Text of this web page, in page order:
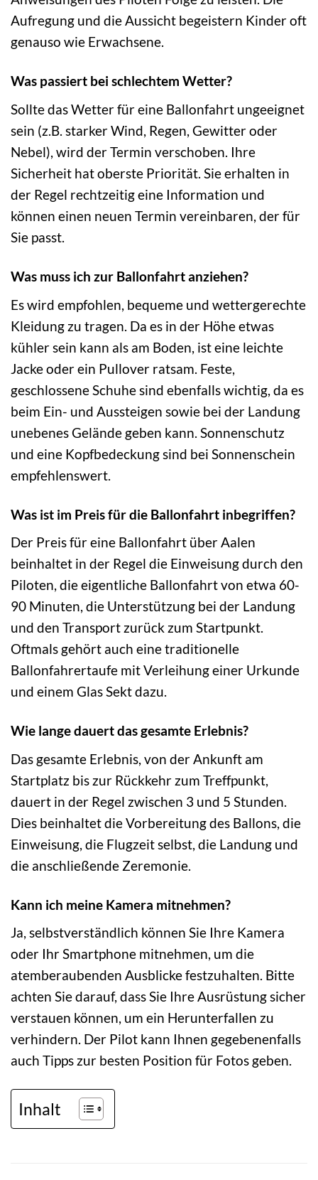
Aufregung und die Aussicht begeistern Kinder oft
genauso wie Erwachsene.
Was passiert bei schlechtem Wetter?
Sollte das Wetter für eine Ballonfahrt ungeeignet
sein (z.B. starker Wind, Regen, Gewitter oder
Nebel), wird der Termin verschoben. Ihre
Sicherheit hat oberste Priorität. Sie erhalten in
der Regel rechtzeitig eine Information und
können einen neuen Termin vereinbaren, der für
Sie passt.
Was muss ich zur Ballonfahrt anziehen?
Es wird empfohlen, bequeme und wettergerechte
Kleidung zu tragen. Da es in der Höhe etwas
kühler sein kann als am Boden, ist eine leichte
Jacke oder ein Pullover ratsam. Feste,
geschlossene Schuhe sind ebenfalls wichtig, da es
beim Ein- und Aussteigen sowie bei der Landung
unebenes Gelände geben kann. Sonnenschutz
und eine Kopfbedeckung sind bei Sonnenschein
empfehlenswert.
Was ist im Preis für die Ballonfahrt inbegriffen?
Der Preis für eine Ballonfahrt über Aalen
beinhaltet in der Regel die Einweisung durch den
Piloten, die eigentliche Ballonfahrt von etwa 60-
90 Minuten, die Unterstützung bei der Landung
und den Transport zurück zum Startpunkt.
Oftmals gehört auch eine traditionelle
Ballonfahrertaufe mit Verleihung einer Urkunde
und einem Glas Sekt dazu.
Wie lange dauert das gesamte Erlebnis?
Das gesamte Erlebnis, von der Ankunft am
Startplatz bis zur Rückkehr zum Treffpunkt,
dauert in der Regel zwischen 3 und 5 Stunden.
Dies beinhaltet die Vorbereitung des Ballons, die
Einweisung, die Flugzeit selbst, die Landung und
die anschließende Zeremonie.
Kann ich meine Kamera mitnehmen?
Ja, selbstverständlich können Sie Ihre Kamera
oder Ihr Smartphone mitnehmen, um die
atemberaubenden Ausblicke festzuhalten. Bitte
achten Sie darauf, dass Sie Ihre Ausrüstung sicher
verstauen können, um ein Herunterfallen zu
verhindern. Der Pilot kann Ihnen gegebenenfalls
auch Tipps zur besten Position für Fotos geben.
Inhalt